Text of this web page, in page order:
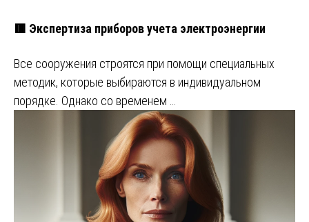
🟥 Экспертиза приборов учета электроэнергии
Все сооружения строятся при помощи специальных
методик, которые выбираются в индивидуальном
порядке. Однако со временем …